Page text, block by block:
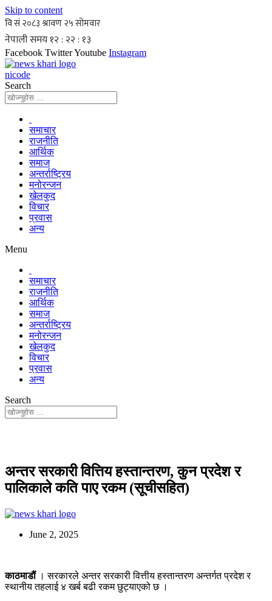
Skip to content
Facebook TwitterYoutube Instagram
nicode
Search
समाचार
राजनीति
आर्थिक
समाज
अन्तर्राष्ट्रिय
मनोरन्जन
खेलकुद
विचार
प्रवास
अन्य
Menu
समाचार
राजनीति
आर्थिक
समाज
अन्तर्राष्ट्रिय
मनोरन्जन
खेलकुद
विचार
प्रवास
अन्य
Search
अन्तर सरकारी वित्तिय हस्तान्तरण, कुन प्रदेश र
पालिकाले कति पाए रकम (सूचीसहित)
June 2, 2025
काठमाडौं । सरकारले अन्तर सरकारी वित्तीय हस्तान्तरण अन्तर्गत प्रदेश र
स्थानीय तहलाई ४ खर्ब बढी रकम छुट्याएको छ ।